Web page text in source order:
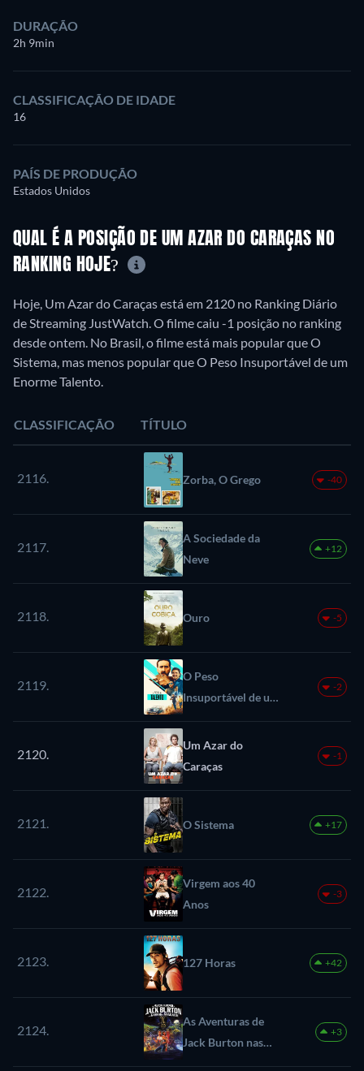
DURAÇÃO
2h 9min
CLASSIFICAÇÃO DE IDADE
16
PAÍS DE PRODUÇÃO
Estados Unidos
QUAL É A POSIÇÃO DE UM AZAR DO CARAÇAS NO
RANKING HOJE?
Hoje, Um Azar do Caraças está em 2120 no Ranking Diário
de Streaming JustWatch. O filme caiu -1 posição no ranking
desde ontem. No Brasil, o filme está mais popular que O
Sistema, mas menos popular que O Peso Insuportável de um
Enorme Talento.
CLASSIFICAÇÃO TÍTULO
2116. Zorba, O Grego -40
2117.
A Sociedade da
Neve
+12
2118. Ouro -5
2119.
O Peso
Insuportável de um
Enorme Talento
-2
2120.
Um Azar do
Caraças
-1
2121. O Sistema +17
2122.
Virgem aos 40
Anos
-3
2123. 127 Horas +42
2124.
As Aventuras de
Jack Burton nas
Garras do
+3